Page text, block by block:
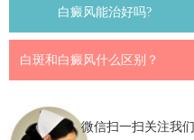
白癜风能治好吗?
白斑和白癜风什么区别？
微信扫一扫关注我们